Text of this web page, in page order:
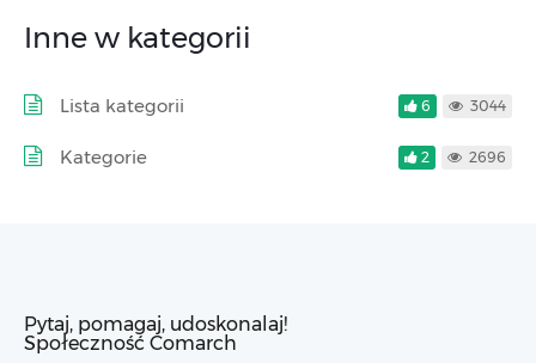
Inne w kategorii
Lista kategorii 6 3044
Kategorie 2 2696
Pytaj, pomagaj, udoskonalaj!
Społeczność Comarch